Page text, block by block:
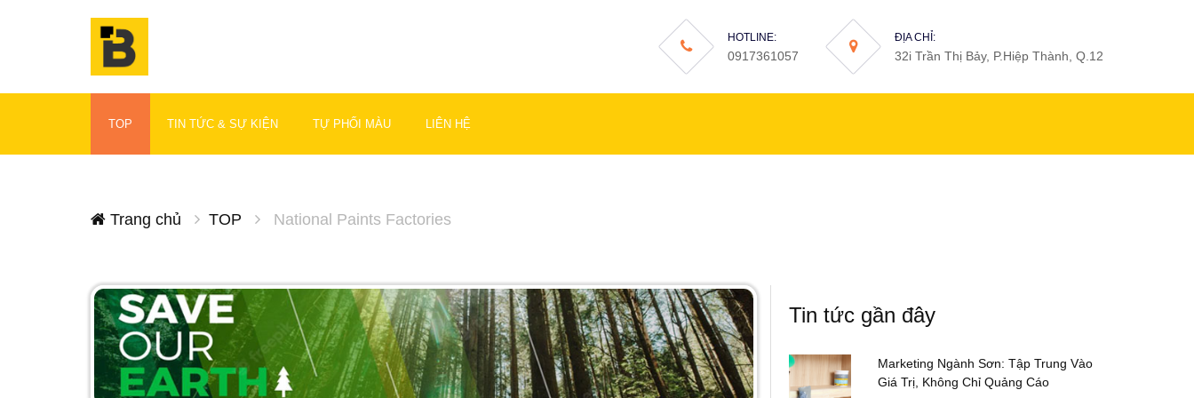
HOTLINE:
0917361057
ĐỊA CHỈ:
32i Trần Thị Bảy, P.Hiệp Thành, Q.12
TOP TIN TỨC & SỰ KIỆN TỰ PHỐI MÀU LIÊN HỆ
Trang chủ TOP National Paints Factories
Tin tức gần đây
Marketing Ngành Sơn: Tập Trung Vào
Giá Trị, Không Chỉ Quảng Cáo